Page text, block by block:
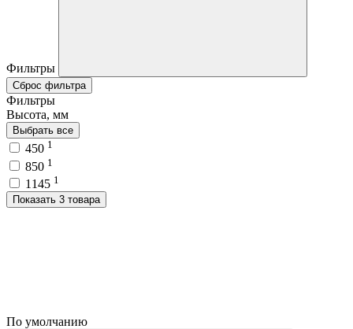
Фильтры
Сброс фильтра
Фильтры
Высота, мм
Выбрать все
450 1
850 1
1145 1
Показать 3 товара
По умолчанию